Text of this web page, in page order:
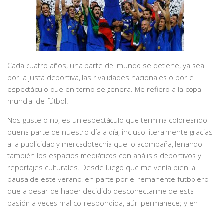
Cada cuatro años, una parte del mundo se detiene, ya sea
por la justa deportiva, las rivalidades nacionales o por el
espectáculo que en torno se genera. Me refiero a la copa
mundial de fútbol.
Nos guste o no, es un espectáculo que termina coloreando
buena parte de nuestro día a día, incluso literalmente gracias
a la publicidad y mercadotecnia que lo acompaña,llenando
también los espacios mediáticos con análisis deportivos y
reportajes culturales. Desde luego que me venía bien la
pausa de este verano, en parte por el remanente futbolero
que a pesar de haber decidido desconectarme de esta
pasión a veces mal correspondida, aún permanece; y en